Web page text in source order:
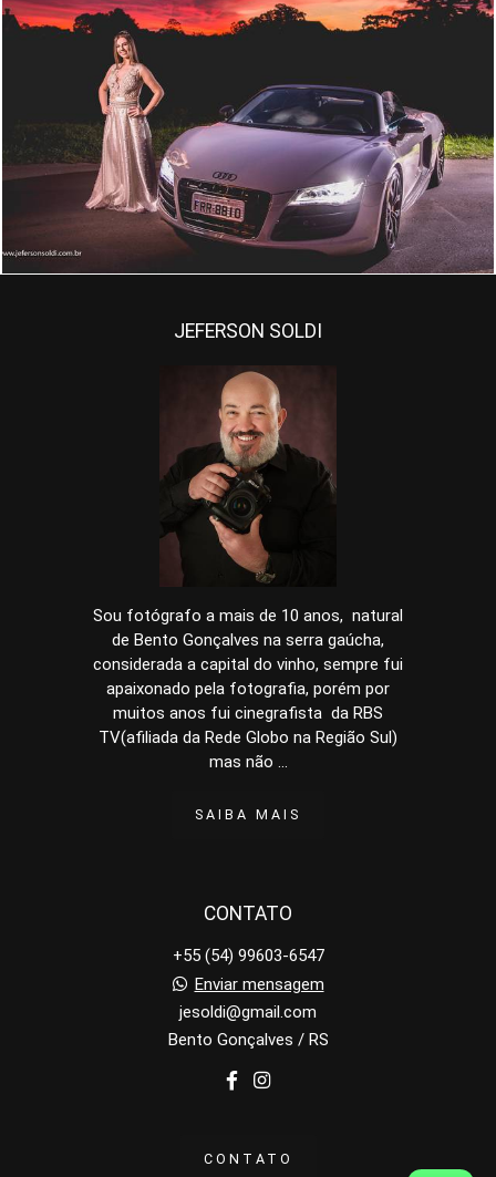
2470 22
JEFERSON SOLDI
Sou fotógrafo a mais de 10 anos, natural
de Bento Gonçalves na serra gaúcha,
considerada a capital do vinho, sempre fui
apaixonado pela fotografia, porém por
muitos anos fui cinegrafista da RBS
TV(afiliada da Rede Globo na Região Sul)
mas não ...
SAIBA MAIS
CONTATO
+55 (54) 99603-6547
Enviar mensagem
jesoldi@gmail.com
Bento Gonçalves / RS
CONTATO